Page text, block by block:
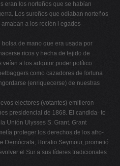
eran los norteños que se habían
Los sureños que odiaban norteños
a los recién l egados
de mano que era usada por
ricos y hecha de tejido de
veían a los adquirir poder político
como cazadores de fortuna
(enriquecerse) de nuestras
electores (votantes) emitieron
presidencial de 1868. El candida- to
Unión Ulysses S. Grant. Grant
proteger los derechos de los afro-
Demócrata, Horatio Seymour, prometió
el Sur a sus líderes tradicionales